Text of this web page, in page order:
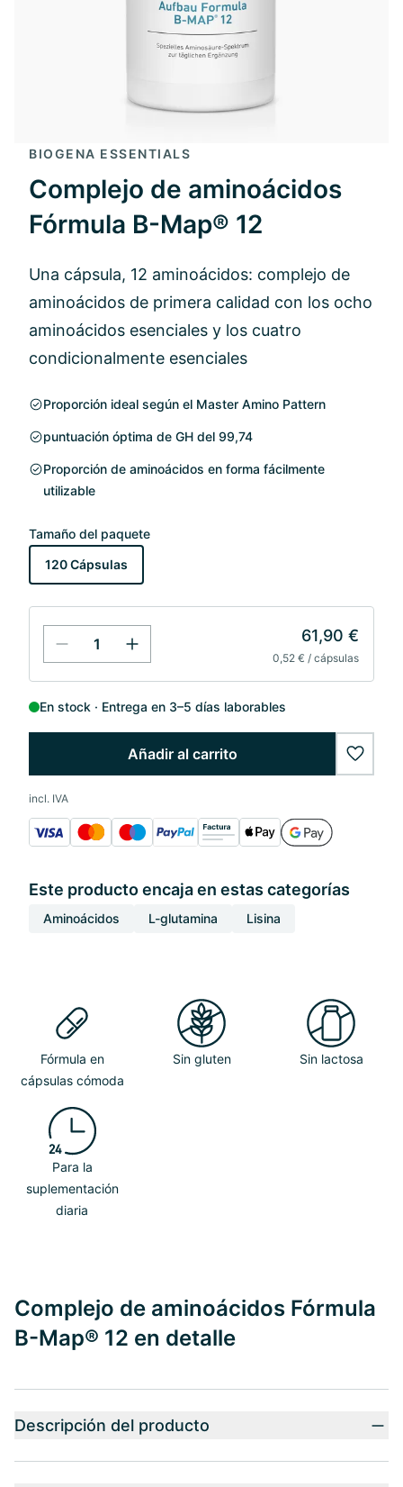
BIOGENA ESSENTIALS
Complejo de aminoácidos
Fórmula B-Map® 12
Una cápsula, 12 aminoácidos: complejo de
aminoácidos de primera calidad con los ocho
aminoácidos esenciales y los cuatro
condicionalmente esenciales
Proporción ideal según el Master Amino Pattern
puntuación óptima de GH del 99,74
Proporción de aminoácidos en forma fácilmente
utilizable
Tamaño del paquete
120 Cápsulas
61,90 €
0,52 € / cápsulas
En stock Entrega en 3–5 días laborables
Añadir al carrito
incl. IVA
Este producto encaja en estas categorías
Aminoácidos L-glutamina Lisina
Fórmula en
cápsulas cómoda
Sin gluten Sin lactosa
Para la
suplementación
diaria
Complejo de aminoácidos Fórmula
B-Map® 12 en detalle
Descripción del producto